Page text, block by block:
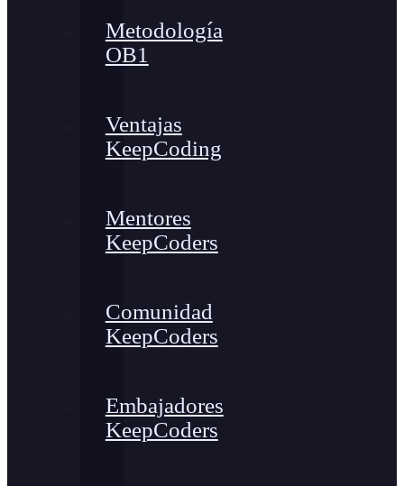
Metodología
OB1
Ventajas
KeepCoding
Mentores
KeepCoders
Comunidad
KeepCoders
Embajadores
KeepCoders